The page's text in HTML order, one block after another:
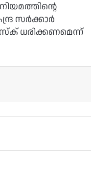
സര്‍ക്കാര്‍
ധരിക്കണമെന്ന്